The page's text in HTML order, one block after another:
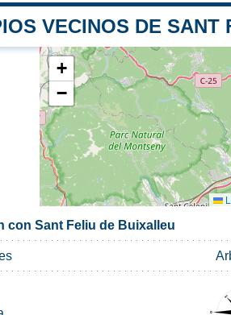
VECINOS DE SANT
+
−
con Sant Feliu de Buixalleu